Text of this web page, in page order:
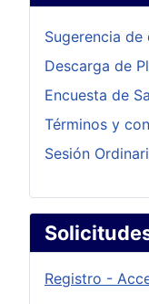
Sugerencia
Descarga de
Encuesta de
Términos y
Sesión
Registro -